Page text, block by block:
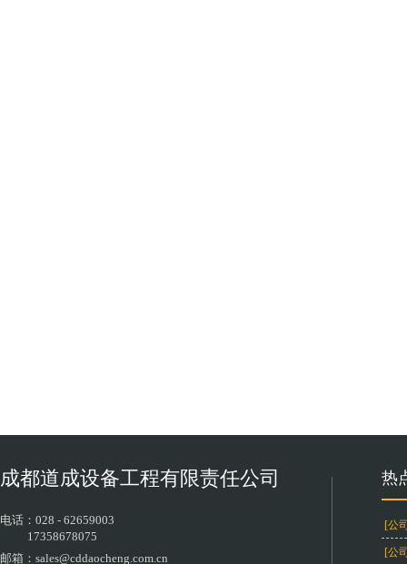
[公
[公
电话： 028 - 62659003
17358678075
邮箱：sales@cddaocheng.com.cn
热
成都道成设备工程有限责任公司